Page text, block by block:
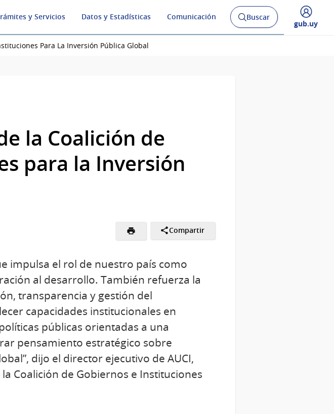
y Servicios Datos y Estadísticas Comunicación
Abrir
buscador
Buscar
Desplegar
gub.uy
Para La Inversión Pública Global
la Coalición de
para la Inversión
Compartir
impulsa el rol de nuestro país como
al desarrollo. También refuerza la
transparencia y gestión del
capacidades institucionales en
públicas orientadas a una
pensamiento estratégico sobre
dijo el director ejecutivo de AUCI,
Coalición de Gobiernos e Instituciones